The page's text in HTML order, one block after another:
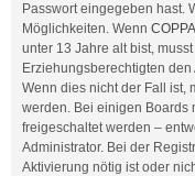
Passwort eingegeben hast.
Möglichkeiten. Wenn COPPA
unter 13 Jahre alt bist,
Erziehungsberechtigten
Wenn dies nicht der Fall ist,
werden. Bei einigen Boards
freigeschaltet werden –
Administrator. Bei der
Aktivierung nötig ist oder